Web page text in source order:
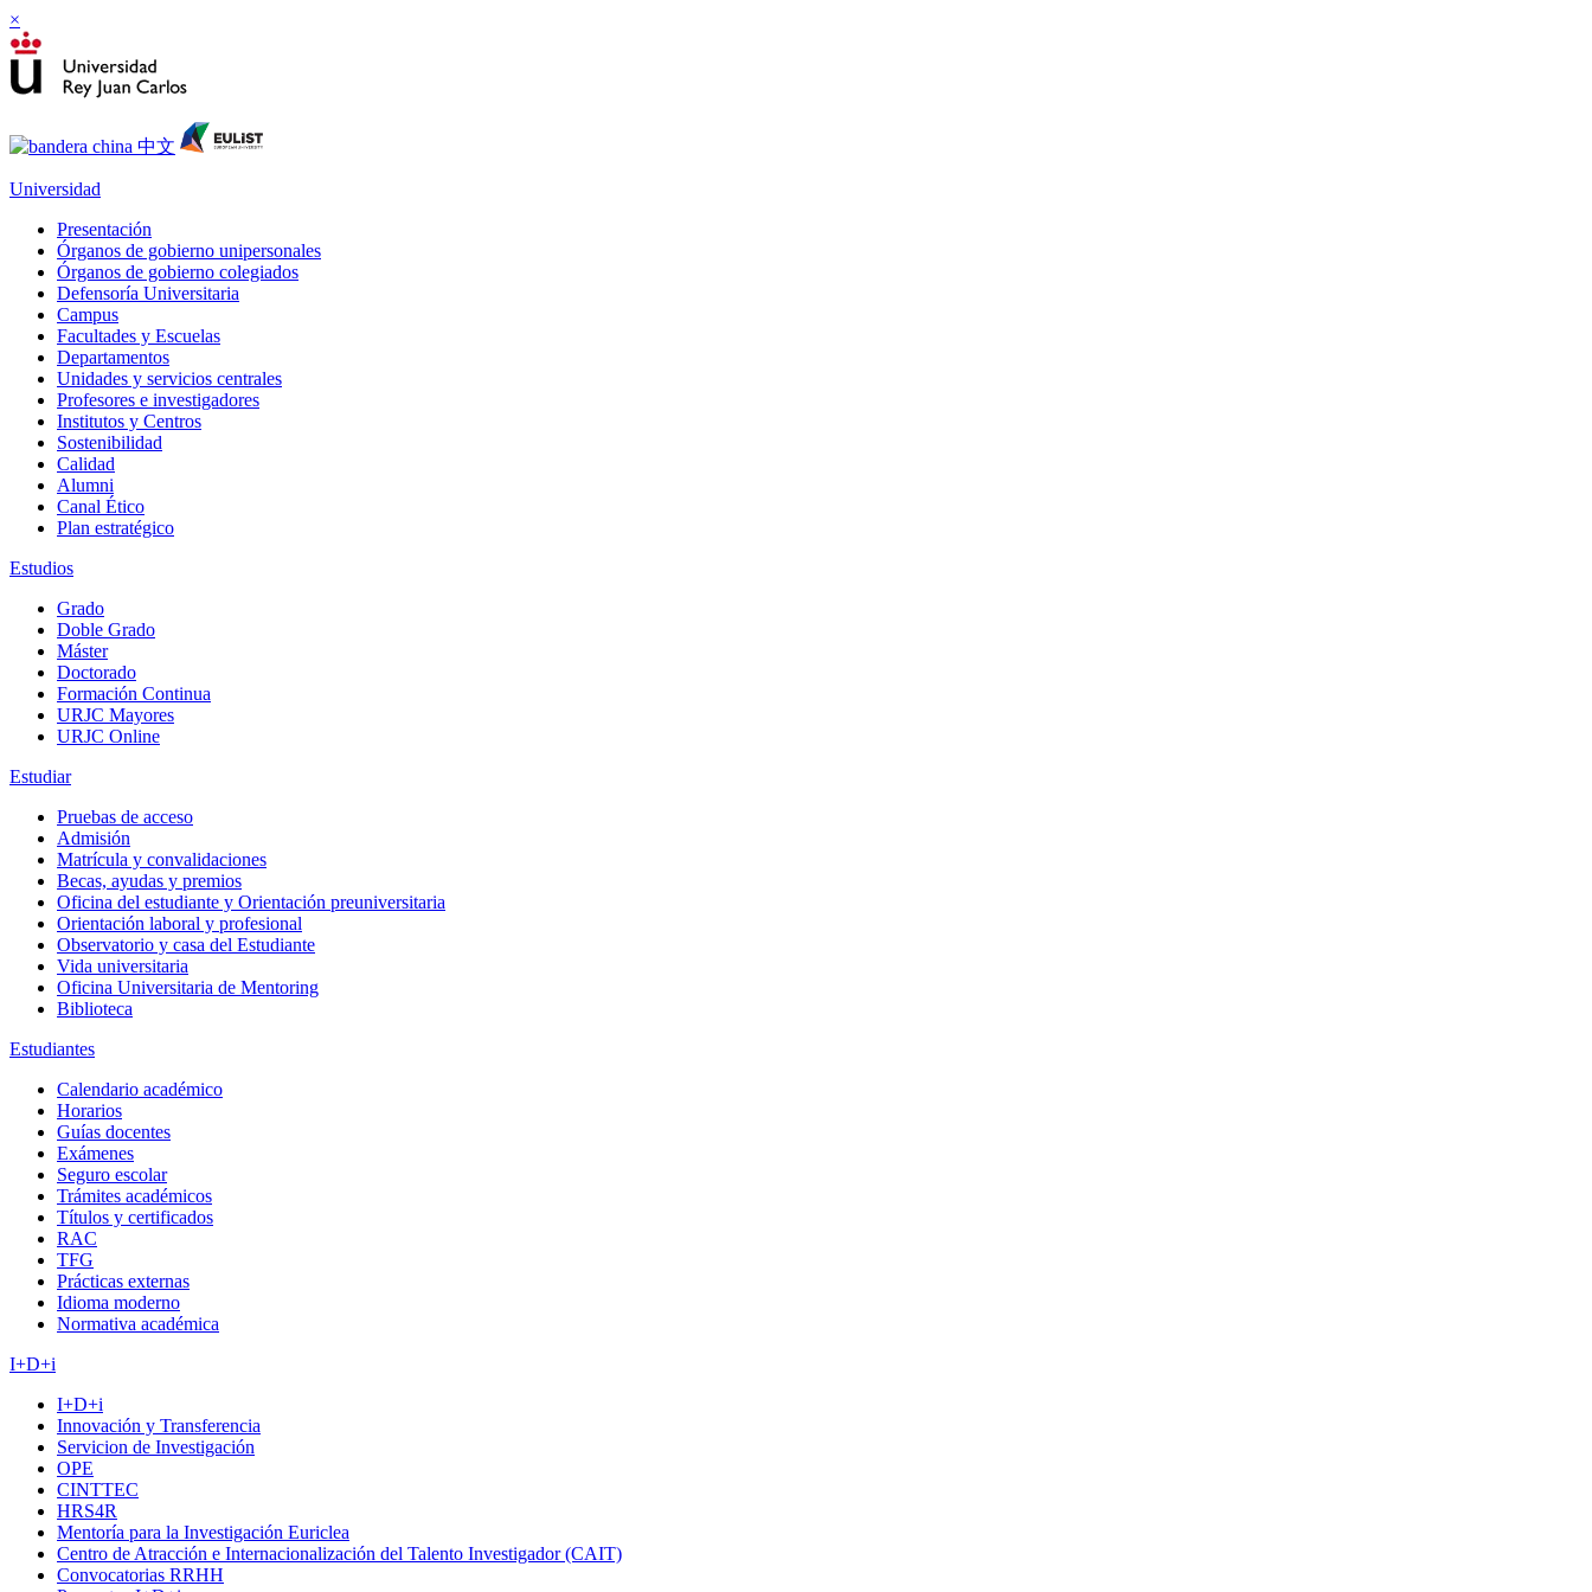
×
Universidad
Presentación
Órganos de gobierno unipersonales
Órganos de gobierno colegiados
Defensoría Universitaria
Campus
Facultades y Escuelas
Departamentos
Unidades y servicios centrales
Profesores e investigadores
Institutos y Centros
Sostenibilidad
Calidad
Alumni
Canal Ético
Plan estratégico
Estudios
Grado
Doble Grado
Máster
Doctorado
Formación Continua
URJC Mayores
URJC Online
Estudiar
Pruebas de acceso
Admisión
Matrícula y convalidaciones
Becas, ayudas y premios
Oficina del estudiante y Orientación preuniversitaria
Orientación laboral y profesional
Observatorio y casa del Estudiante
Vida universitaria
Oficina Universitaria de Mentoring
Biblioteca
Estudiantes
Calendario académico
Horarios
Guías docentes
Exámenes
Seguro escolar
Trámites académicos
Títulos y certificados
RAC
TFG
Prácticas externas
Idioma moderno
Normativa académica
I+D+i
I+D+i
Innovación y Transferencia
Servicion de Investigación
OPE
CINTTEC
HRS4R
Mentoría para la Investigación Euriclea
Centro de Atracción e Internacionalización del Talento Investigador (CAIT)
Convocatorias RRHH